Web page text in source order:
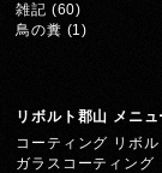
雑記 (60)
鳥の糞 (1)
リボルト郡山 メニュ
コーティング リボル
ガラスコーティング